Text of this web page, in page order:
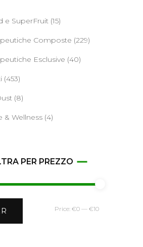
e SuperFruit (15)
Composte (229)
Esclusive (40)
(453)
(8)
& Wellness (4)
PER PREZZO
Min
Max
Price: €0 — €10